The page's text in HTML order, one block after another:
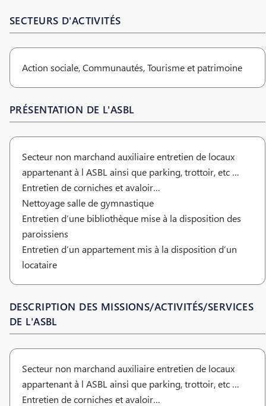
SECTEURS D'ACTIVITÉS
Action sociale, Communautés, Tourisme et patrimoine
PRÉSENTATION DE L'ASBL
Secteur non marchand auxiliaire entretien de locaux
appartenant à l ASBL ainsi que parking, trottoir, etc …
Entretien de corniches et avaloir…
Nettoyage salle de gymnastique
Entretien d’une bibliothèque mise à la disposition des
paroissiens
Entretien d’un appartement mis à la disposition d’un
locataire
DESCRIPTION DES MISSIONS/ACTIVITÉS/SERVICES
DE L'ASBL
Secteur non marchand auxiliaire entretien de locaux
appartenant à l ASBL ainsi que parking, trottoir, etc …
Entretien de corniches et avaloir…